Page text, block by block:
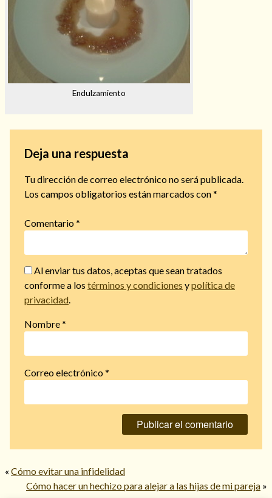
Endulzamiento
Deja una respuesta
Tu dirección de correo electrónico no será publicada.
Los campos obligatorios están marcados con*
Comentario*
Al enviar tus datos, aceptas que sean tratados
conforme a los términos y condiciones ypolítica de
privacidad.
Nombre*
Correo electrónico*
« Cómo evitar una infidelidad
Cómo hacer un hechizo para alejar a las hijas de mi pareja »